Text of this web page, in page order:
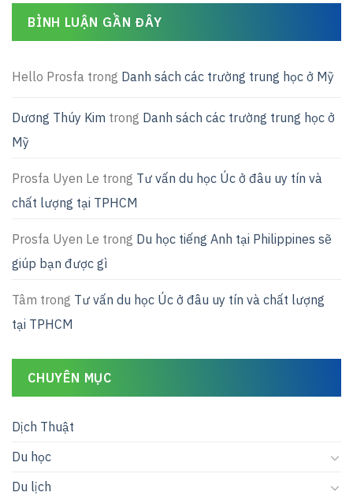
BÌNH LUẬN GẦN ĐÂY
Hello Prosfa trong Danh sách các trường trung học ở Mỹ
Dương Thúy Kim trong Danh sách các trường trung học ở
Mỹ
Prosfa Uyen Le trong Tư vấn du học Úc ở đâu uy tín và
chất lượng tại TPHCM
Prosfa Uyen Le trong Du học tiếng Anh tại Philippines sẽ
giúp bạn được gì
Tâm trong Tư vấn du học Úc ở đâu uy tín và chất lượng
tại TPHCM
CHUYÊN MỤC
Dịch Thuật
Du học
Du lịch